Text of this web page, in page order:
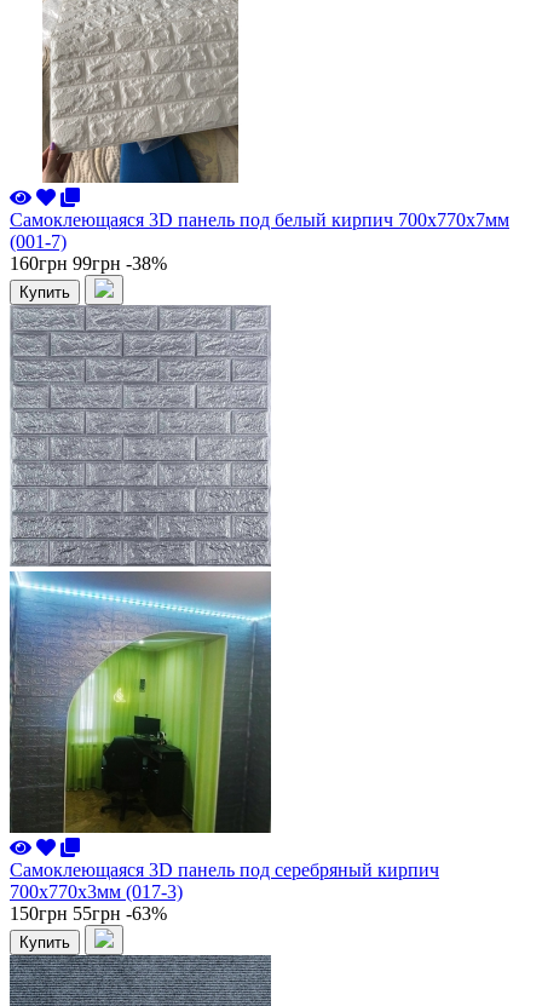
Самоклеющаяся 3D панель под белый кирпич 700x770x7мм
(001-7)
160грн 99грн -38%
Купить
Самоклеющаяся 3D панель под серебряный кирпич
700x770x3мм (017-3)
150грн 55грн -63%
Купить